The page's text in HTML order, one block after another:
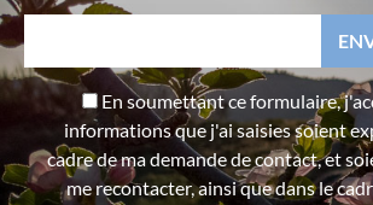
En soumettant ce formulaire,
informations que j'ai saisies soient
cadre de ma demande de contact, et
me recontacter, ainsi que dans le